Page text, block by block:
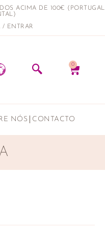
ACIMA DE 100€ (PORTUGAL
/ ENTRAR
0
NÓS CONTACTO